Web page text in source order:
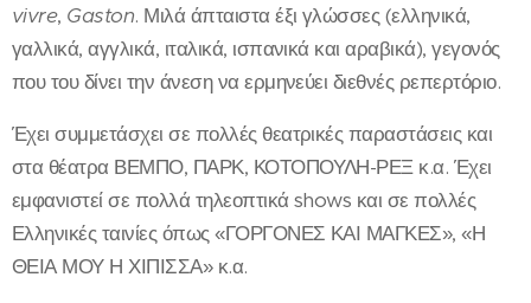
vivre, Gaston. Μιλά άπταιστα έξι γλώσσες (ελληνικά,
γαλλικά, αγγλικά, ιταλικά, ισπανικά και αραβικά), γεγονός
που του δίνει την άνεση να ερμηνεύει διεθνές ρεπερτόριο.
Έχει συμμετάσχει σε πολλές θεατρικές παραστάσεις και
στα θέατρα ΒΕΜΠΟ, ΠΑΡΚ, ΚΟΤΟΠΟΥΛΗ-ΡΕΞ κ.α. Έχει
εμφανιστεί σε πολλά τηλεοπτικά shows και σε πολλές
Ελληνικές ταινίες όπως «ΓΟΡΓΟΝΕΣ ΚΑΙ ΜΑΓΚΕΣ», «Η
ΘΕΙΑ ΜΟΥ Η ΧΙΠΙΣΣΑ» κ.α.